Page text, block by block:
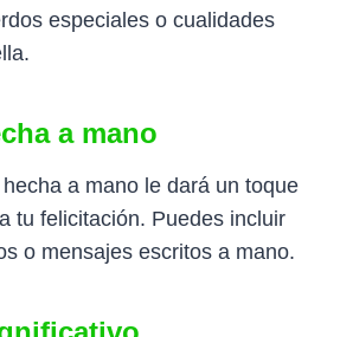
especiales o cualidades
a mano
a mano le dará un toque
tu felicitación. Puedes incluir
o mensajes escritos a mano.